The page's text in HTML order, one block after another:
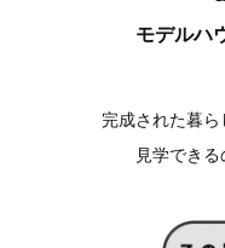
モデルハ
完成された暮ら
見学できる